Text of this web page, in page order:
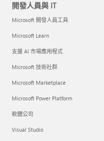
開發人員與 IT
Microsoft 開發人員工具
Microsoft Learn
支援 AI 市場應用程式
Microsoft 技術社群
Microsoft Marketplace
Microsoft Power Platform
軟體公司
Visual Studio